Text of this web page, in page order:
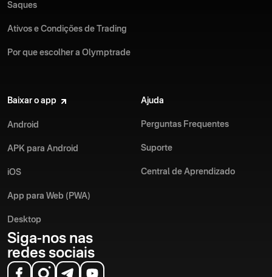
Saques
Ativos e Condições de Trading
Por que escolher a Olymptrade
Baixar o app
Android
APK para Android
iOS
App para Web (PWA)
Desktop
Ajuda
Perguntas Frequentes
Suporte
Central de Aprendizado
Siga-nos nas
redes sociais